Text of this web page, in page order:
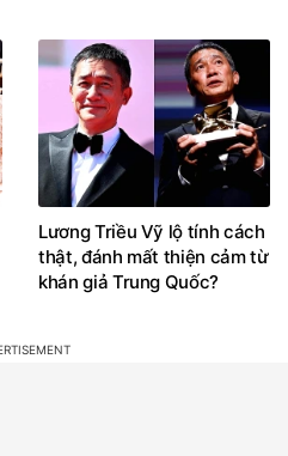
Lương Triều Vỹ lộ tính cách
thật, đánh mất thiện cảm từ
khán giả Trung Quốc?